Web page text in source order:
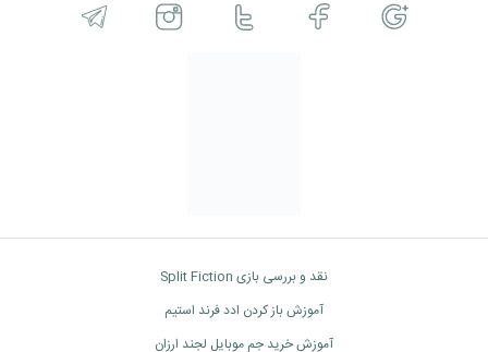
نقد و بررسی بازی Split Fiction
آموزش باز کردن ادد فرند استیم
آموزش خرید جم موبایل لجند ارزان